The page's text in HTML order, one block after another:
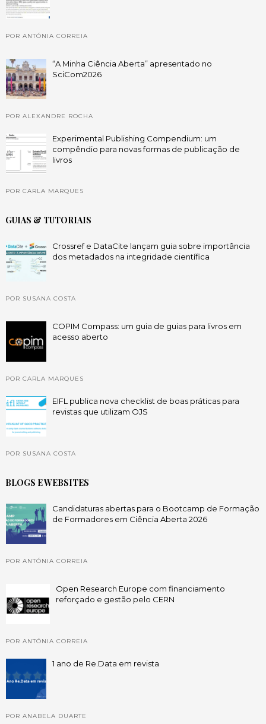
POR ANTÓNIA CORREIA
“A Minha Ciência Aberta” apresentado no
SciCom2026
POR ALEXANDRE ROCHA
Experimental Publishing Compendium: um
compêndio para novas formas de publicação de
livros
POR CARLA MARQUES
GUIAS & TUTORIAIS
Crossref e DataCite lançam guia sobre importância
dos metadados na integridade científica
POR SUSANA COSTA
COPIM Compass: um guia de guias para livros em
acesso aberto
POR CARLA MARQUES
EIFL publica nova checklist de boas práticas para
revistas que utilizam OJS
POR SUSANA COSTA
BLOGS E WEBSITES
Candidaturas abertas para o Bootcamp de Formação
de Formadores em Ciência Aberta 2026
POR ANTÓNIA CORREIA
Open Research Europe com financiamento
reforçado e gestão pelo CERN
POR ANTÓNIA CORREIA
1 ano de Re.Data em revista
POR ANABELA DUARTE